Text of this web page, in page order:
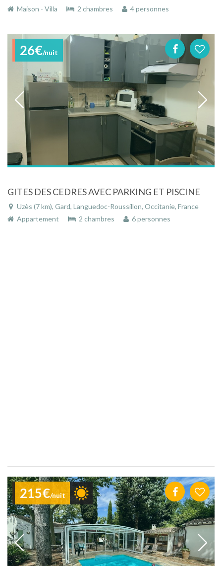
Maison - Villa
2 chambres 4 personnes
26€/nuit
GITES DES CEDRES AVEC PARKING ET PISCINE
Uzès (7 km), Gard, Languedoc-Roussillon, Occitanie, France
Appartement
2 chambres 6 personnes
215€/nuit